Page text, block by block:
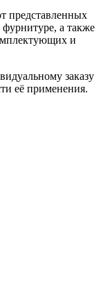
представленных
фурнитуре, а также
и
заказу
её применения.